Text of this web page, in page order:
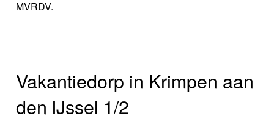
MVRDV.
Vakantiedorp in Krimpen aan
den IJssel 1/2